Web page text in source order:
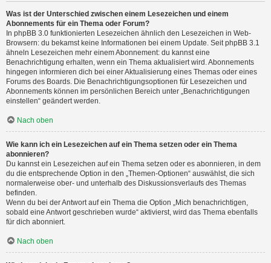
Was ist der Unterschied zwischen einem Lesezeichen und einem
Abonnements für ein Thema oder Forum?
In phpBB 3.0 funktionierten Lesezeichen ähnlich den Lesezeichen in Web-
Browsern: du bekamst keine Informationen bei einem Update. Seit phpBB 3.1
ähneln Lesezeichen mehr einem Abonnement: du kannst eine
Benachrichtigung erhalten, wenn ein Thema aktualisiert wird. Abonnements
hingegen informieren dich bei einer Aktualisierung eines Themas oder eines
Forums des Boards. Die Benachrichtigungsoptionen für Lesezeichen und
Abonnements können im persönlichen Bereich unter „Benachrichtigungen
einstellen“ geändert werden.
Nach oben
Wie kann ich ein Lesezeichen auf ein Thema setzen oder ein Thema
abonnieren?
Du kannst ein Lesezeichen auf ein Thema setzen oder es abonnieren, in dem
du die entsprechende Option in den „Themen-Optionen“ auswählst, die sich
normalerweise ober- und unterhalb des Diskussionsverlaufs des Themas
befinden.
Wenn du bei der Antwort auf ein Thema die Option „Mich benachrichtigen,
sobald eine Antwort geschrieben wurde“ aktivierst, wird das Thema ebenfalls
für dich abonniert.
Nach oben